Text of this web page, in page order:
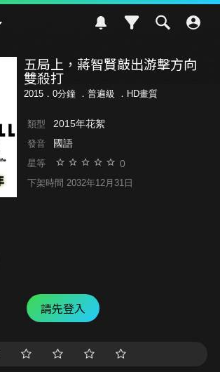
五局上，蔣智賢敲出游擊方向
雙殺打
2015．0分鐘 ． 普遍級 ．HD畫質
類型 2015年花絮
發音 國語
星等 0
下架時間 2032年12月31日
請先登入